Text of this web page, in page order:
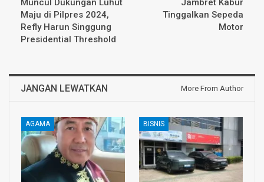
Muncul Dukungan Luhut
Maju di Pilpres 2024,
Refly Harun Singgung
Presidential Threshold
Jambret Kabur
Tinggalkan Sepeda
Motor
JANGAN LEWATKAN More From Author
AGAMA BISNIS